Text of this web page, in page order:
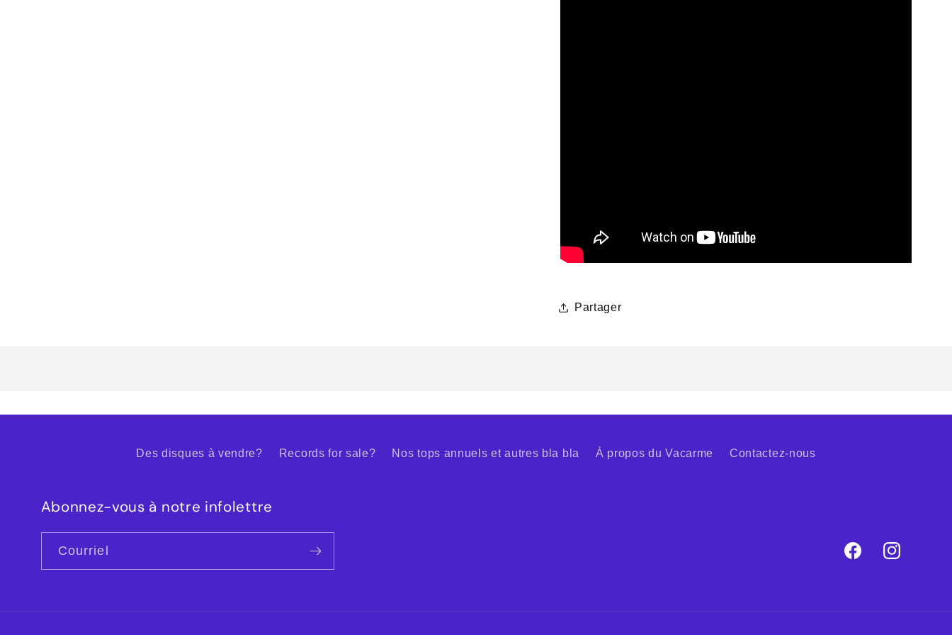
Partager
Des disques à vendre? Records for sale? Nos tops annuels et autres bla bla À propos du Vacarme Contactez-nous
Abonnez-vous à notre infolettre
Courriel
FacebookInstagram